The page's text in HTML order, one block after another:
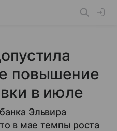
повышение
в июле
Эльвира
в мае темпы роста